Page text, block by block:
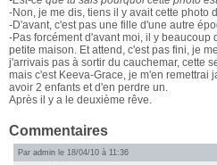
-Non, je me dis, tiens il y avait cette photo
-D'avant, c'est pas une fille d'une autre
-Pas forcément d'avant moi, il y beaucoup
petite maison. Et attend, c'est pas fini, je
j'arrivais pas à sortir du cauchemar, cette
mais c'est Keeva-Grace, je m'en remettrai
avoir 2 enfants et d'en perdre un.
Après il y a le deuxième rêve.
Commentaires
Par admin le 18/04/10 à 11:36